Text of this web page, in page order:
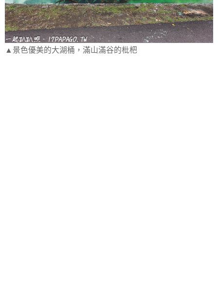
▲景色優美的大湖桶，滿山滿谷的枇杷